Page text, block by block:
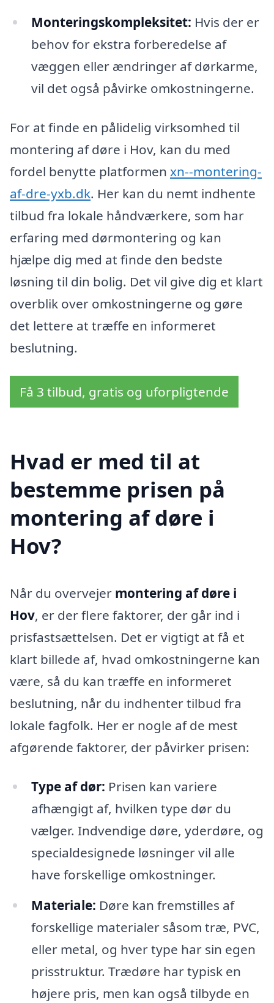
Monteringskompleksitet: Hvis der er
behov for ekstra forberedelse af
væggen eller ændringer af dørkarme,
vil det også påvirke omkostningerne.
For at finde en pålidelig virksomhed til
montering af døre i Hov, kan du med
fordel benytte platformen xn--montering-
af-dre-yxb.dk. Her kan du nemt indhente
tilbud fra lokale håndværkere, som har
erfaring med dørmontering og kan
hjælpe dig med at finde den bedste
løsning til din bolig. Det vil give dig et klart
overblik over omkostningerne og gøre
det lettere at træffe en informeret
beslutning.
Få 3 tilbud, gratis og uforpligtende
Hvad er med til at
bestemme prisen på
montering af døre i
Hov?
Når du overvejer montering af døre i
Hov, er der flere faktorer, der går ind i
prisfastsættelsen. Det er vigtigt at få et
klart billede af, hvad omkostningerne kan
være, så du kan træffe en informeret
beslutning, når du indhenter tilbud fra
lokale fagfolk. Her er nogle af de mest
afgørende faktorer, der påvirker prisen:
Type af dør: Prisen kan variere
afhængigt af, hvilken type dør du
vælger. Indvendige døre, yderdøre, og
specialdesignede løsninger vil alle
have forskellige omkostninger.
Materiale: Døre kan fremstilles af
forskellige materialer såsom træ, PVC,
eller metal, og hver type har sin egen
prisstruktur. Trædøre har typisk en
højere pris, men kan også tilbyde en